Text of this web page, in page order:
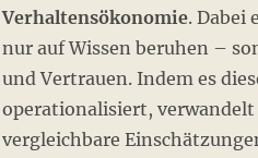
Verhaltensökonomie. Dabei
nur auf Wissen beruhen –
und Vertrauen. Indem es
operationalisiert, verwandelt
vergleichbare